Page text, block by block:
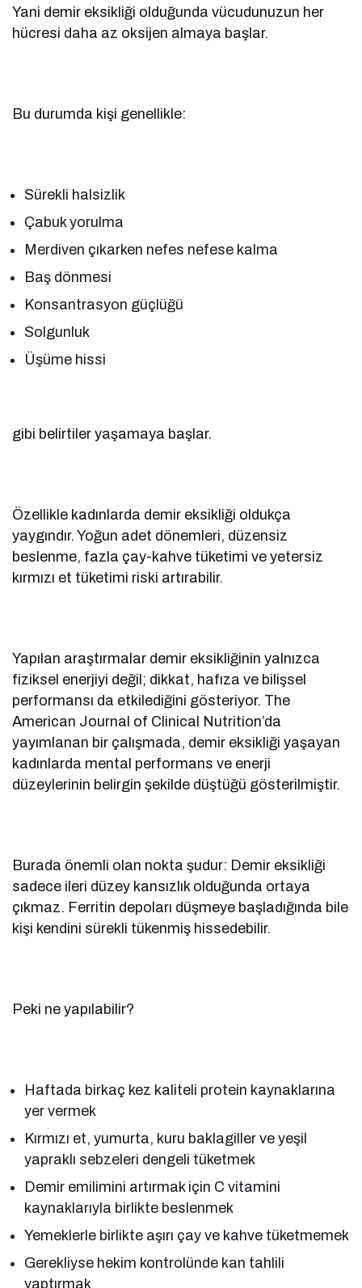
Yani demir eksikliği olduğunda vücudunuzun her
hücresi daha az oksijen almaya başlar.
Bu durumda kişi genellikle:
Sürekli halsizlik
Çabuk yorulma
Merdiven çıkarken nefes nefese kalma
Baş dönmesi
Konsantrasyon güçlüğü
Solgunluk
Üşüme hissi
gibi belirtiler yaşamaya başlar.
Özellikle kadınlarda demir eksikliği oldukça
yaygındır. Yoğun adet dönemleri, düzensiz
beslenme, fazla çay-kahve tüketimi ve yetersiz
kırmızı et tüketimi riski artırabilir.
Yapılan araştırmalar demir eksikliğinin yalnızca
fiziksel enerjiyi değil; dikkat, hafıza ve bilişsel
performansı da etkilediğini gösteriyor. The
American Journal of Clinical Nutrition’da
yayımlanan bir çalışmada, demir eksikliği yaşayan
kadınlarda mental performans ve enerji
düzeylerinin belirgin şekilde düştüğü gösterilmiştir.
Burada önemli olan nokta şudur: Demir eksikliği
sadece ileri düzey kansızlık olduğunda ortaya
çıkmaz. Ferritin depoları düşmeye başladığında bile
kişi kendini sürekli tükenmiş hissedebilir.
Peki ne yapılabilir?
Haftada birkaç kez kaliteli protein kaynaklarına
yer vermek
Kırmızı et, yumurta, kuru baklagiller ve yeşil
yapraklı sebzeleri dengeli tüketmek
Demir emilimini artırmak için C vitamini
kaynaklarıyla birlikte beslenmek
Yemeklerle birlikte aşırı çay ve kahve tüketmemek
Gerekliyse hekim kontrolünde kan tahlili
yaptırmak